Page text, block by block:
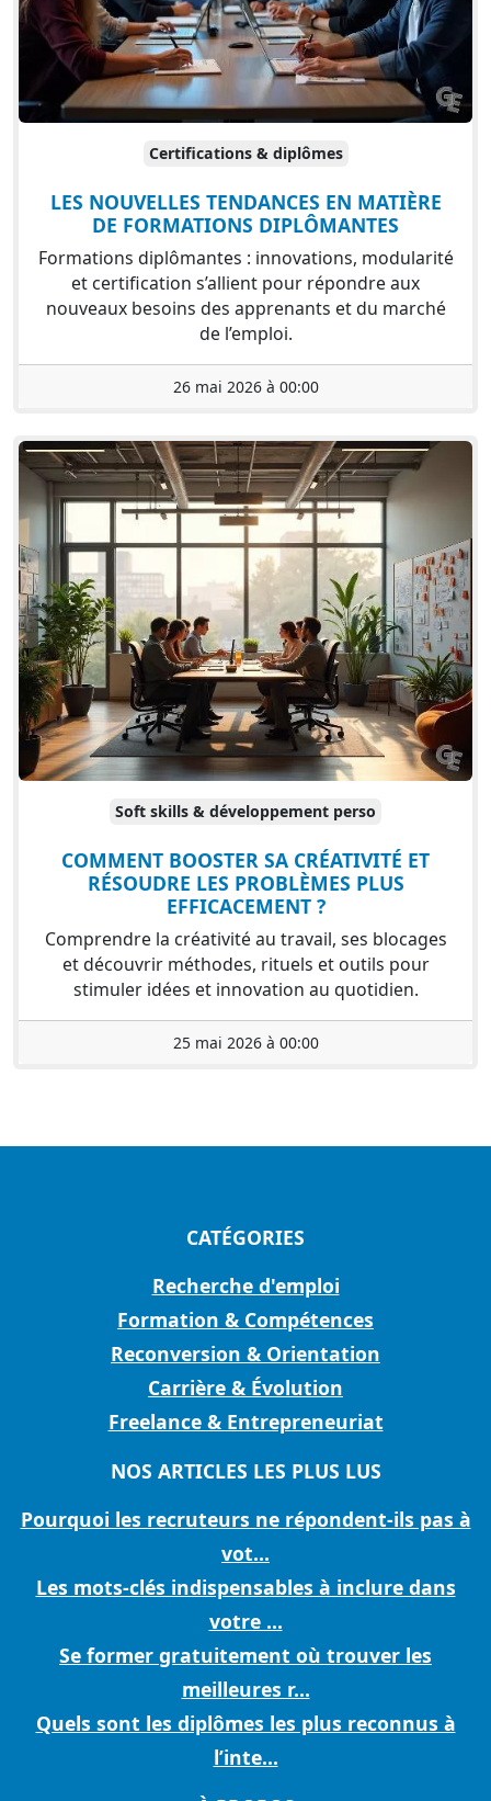
Certifications & diplômes
LES NOUVELLES TENDANCES EN MATIÈRE
DE FORMATIONS DIPLÔMANTES
Formations diplômantes : innovations, modularité
et certification s’allient pour répondre aux
nouveaux besoins des apprenants et du marché
de l’emploi.
26 mai 2026 à 00:00
Soft skills & développement perso
COMMENT BOOSTER SA CRÉATIVITÉ ET
RÉSOUDRE LES PROBLÈMES PLUS
EFFICACEMENT ?
Comprendre la créativité au travail, ses blocages
et découvrir méthodes, rituels et outils pour
stimuler idées et innovation au quotidien.
25 mai 2026 à 00:00
CATÉGORIES
Recherche d'emploi
Formation & Compétences
Reconversion & Orientation
Carrière & Évolution
Freelance & Entrepreneuriat
NOS ARTICLES LES PLUS LUS
Pourquoi les recruteurs ne répondent-ils pas à
vot...
Les mots-clés indispensables à inclure dans
votre ...
Se former gratuitement où trouver les
meilleures r...
Quels sont les diplômes les plus reconnus à
l’inte...